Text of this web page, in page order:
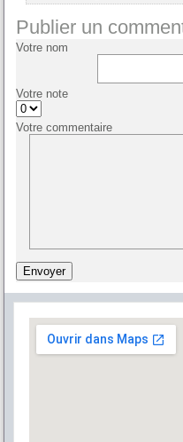
Publier un
Votre nom
Votre note
Votre commentaire